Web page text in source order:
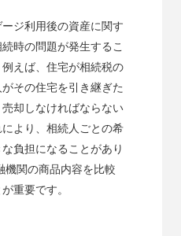
ジ利用後の資産に関す
時の問題が発生するこ
えば、住宅が相続税の
その住宅を引き継ぎた
却しなければならない
より、相続人ごとの希
負担になることがあり
機関の商品内容を比較
重要です。